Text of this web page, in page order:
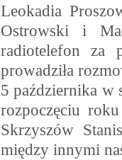
Leokadia
Ostrowski i
radiotelefon za
prowadziła
5 października w
rozpoczęciu
Skrzyszów
między innymi